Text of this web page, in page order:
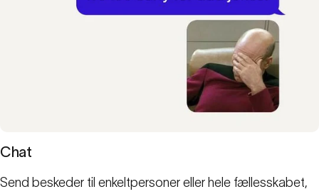
Chat
Send beskeder til enkeltpersoner eller hele fællesskabet,